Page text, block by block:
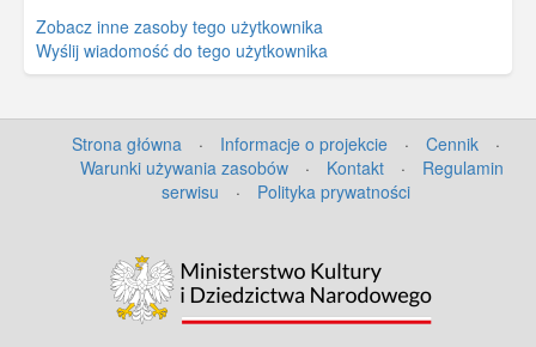
Zobacz inne zasoby tego użytkownika
Wyślij wiadomość do tego użytkownika
Strona główna · Informacje o projekcie · Cennik
·
Warunki używania zasobów
· Kontakt ·
Regulamin
serwisu
· Polityka prywatności